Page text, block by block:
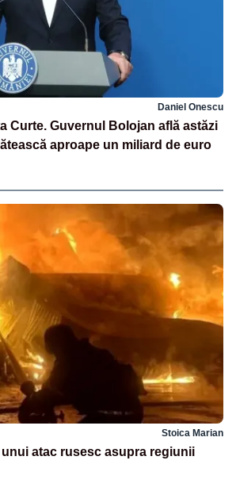
Daniel Onescu
Curte. Guvernul Bolojan află astăzi
aproape un miliard de euro
Stoica Marian
atac rusesc asupra regiunii